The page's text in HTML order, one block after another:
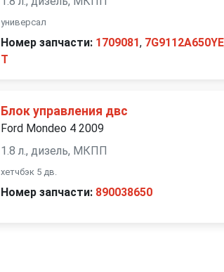
универсал
Номер запчасти: 1709081, 7G9112A650YE
T
Блок управления двс
Ford Mondeo 4 2009
1.8 л., дизель, МКПП
хетчбэк 5 дв.
Номер запчасти: 890038650